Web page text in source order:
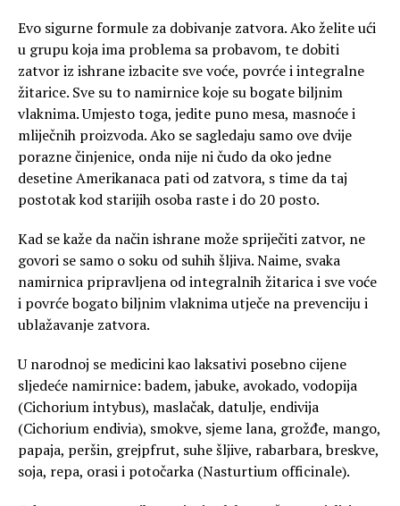
Evo sigurne formule za dobivanje zatvora. Ako želite ući
u grupu koja ima problema sa probavom, te dobiti
zatvor iz ishrane izbacite sve voće, povrće i integralne
žitarice. Sve su to namirnice koje su bogate biljnim
vlaknima. Umjesto toga, jedite puno mesa, masnoće i
mliječnih proizvoda. Ako se sagledaju samo ove dvije
porazne činjenice, onda nije ni čudo da oko jedne
desetine Amerikanaca pati od zatvora, s time da taj
postotak kod starijih osoba raste i do 20 posto.
Kad se kaže da način ishrane može spriječiti zatvor, ne
govori se samo o soku od suhih šljiva. Naime, svaka
namirnica pripravljena od integralnih žitarica i sve voće
i povrće bogato biljnim vlaknima utječe na prevenciju i
ublažavanje zatvora.
U narodnoj se medicini kao laksativi posebno cijene
sljedeće namirnice: badem, jabuke, avokado, vodopija
(Cichorium intybus), maslačak, datulje, endivija
(Cichorium endivia), smokve, sjeme lana, grožđe, mango,
papaja, peršin, grejpfrut, suhe šljive, rabarbara, breskve,
soja, repa, orasi i potočarka (Nasturtium officinale).